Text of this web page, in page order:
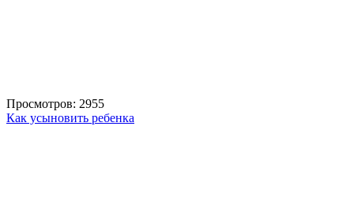
Просмотров: 2955
Как усыновить ребенка